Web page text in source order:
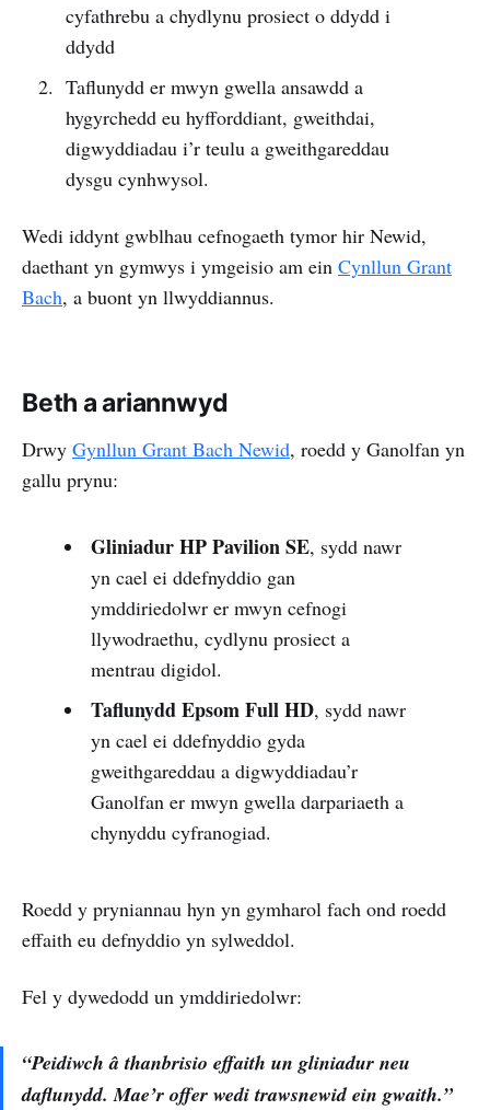
cyfathrebu a chydlynu prosiect o ddydd i
ddydd
Taflunydd er mwyn gwella ansawdd a
hygyrchedd eu hyfforddiant, gweithdai,
digwyddiadau i’r teulu a gweithgareddau
dysgu cynhwysol.
Wedi iddynt gwblhau cefnogaeth tymor hir Newid,
daethant yn gymwys i ymgeisio am ein Cynllun Grant
Bach, a buont yn llwyddiannus.
Beth a ariannwyd
Drwy Gynllun Grant Bach Newid, roedd y Ganolfan yn
gallu prynu:
Gliniadur HP Pavilion SE, sydd nawr
yn cael ei ddefnyddio gan
ymddiriedolwr er mwyn cefnogi
llywodraethu, cydlynu prosiect a
mentrau digidol.
Taflunydd Epsom Full HD, sydd nawr
yn cael ei ddefnyddio gyda
gweithgareddau a digwyddiadau’r
Ganolfan er mwyn gwella darpariaeth a
chynyddu cyfranogiad.
Roedd y pryniannau hyn yn gymharol fach ond roedd
effaith eu defnyddio yn sylweddol.
Fel y dywedodd un ymddiriedolwr:
“Peidiwch â thanbrisio effaith un gliniadur neu
daflunydd. Mae’r offer wedi trawsnewid ein gwaith.”